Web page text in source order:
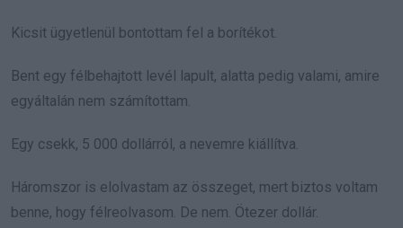
Kicsit ügyetlenül bontottam fel a borítékot.
Bent egy félbehajtott levél lapult, alatta pedig valami, amire
egyáltalán nem számítottam.
Egy csekk, 5 000 dollárról, a nevemre kiállítva.
Háromszor is elolvastam az összeget, mert biztos voltam
benne, hogy félreolvasom. De nem. Ötezer dollár.